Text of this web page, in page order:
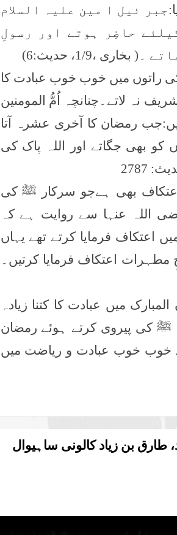
جبر ئیل ا مین علیہ السلام
حاضِر ہوتے اور رسولِ
۔ ( بخاری ،1/9، حدیث:6
)
راتوں میں خوب خوب عبادت کا
نہ لاتے۔چنانچہ اُمُّ المومنین
رمضان کا آخری عشرہ آتا
کو بھی جگاتے اور اللہ پاک کی
2787
اعتکاف بھی ہےجو سرکار ﷺ کی
اللہ عنہا سے روایت ہے کہ
فرمایا کرتے تھے یہاں
اعتکاف فرمایا کرتیں۔
میں عبادت کا کتنا زیادہ
ﷺ کی پیروی کرتے ہوئے رمضان
خوب خوب عبادت و ریاضت میں
بن زیاد کالونی ساہیوال